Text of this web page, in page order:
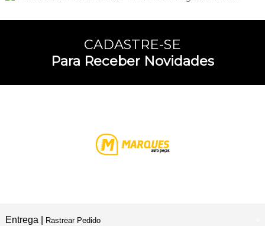
CADASTRE-SE
Para Receber Novidades
Entrega | Rastrear Pedido